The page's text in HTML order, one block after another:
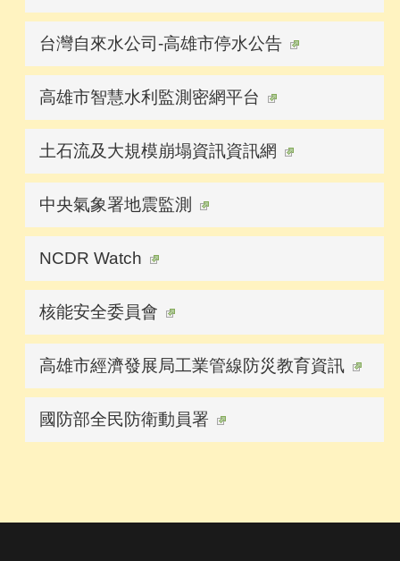
台灣自來水公司-高雄市停水公告
高雄市智慧水利監測密網平台
土石流及大規模崩塌資訊資訊網
中央氣象署地震監測
NCDR Watch
核能安全委員會
高雄市經濟發展局工業管線防災教育資訊
國防部全民防衛動員署